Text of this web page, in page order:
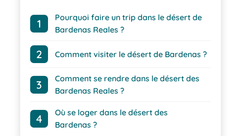
Pourquoi faire un trip dans le désert de
Bardenas Reales ?
Comment visiter le désert de Bardenas ?
Comment se rendre dans le désert des
Bardenas Reales ?
Où se loger dans le désert des
Bardenas ?